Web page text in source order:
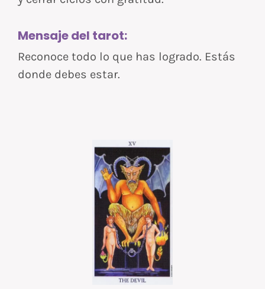
Mensaje del tarot:
Reconoce todo lo que has logrado. Estás
donde debes estar.